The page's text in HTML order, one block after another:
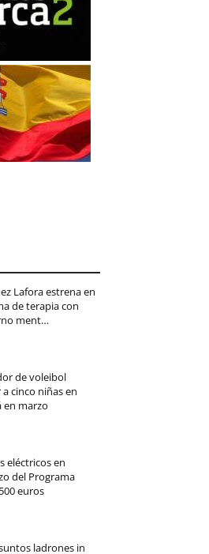
Lafora estrena en
de terapia con
ment…
de voleibol
cinco niñas en
en marzo
eléctricos en
del Programa
euros
ladrones in